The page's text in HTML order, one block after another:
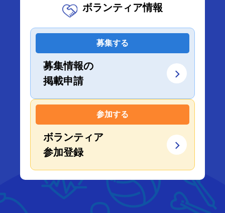
ボランティア情報
募集する
募集情報の
掲載申請
参加する
ボランティア
参加登録